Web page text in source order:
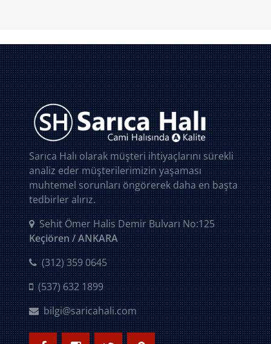
Sarıca Halı olarak müşteri ihtiyaçlarını sürekli
analiz eder müşterilerimizin yaşaması
muhtemel sorunları öngörerek daha en başta
tedbirler alırız.
Sehit Ömer Halis Demir Bulvarı No:125
Keçiören / ANKARA
(312) 359 0645
(537) 632 1899
bilgi@saricahali.com